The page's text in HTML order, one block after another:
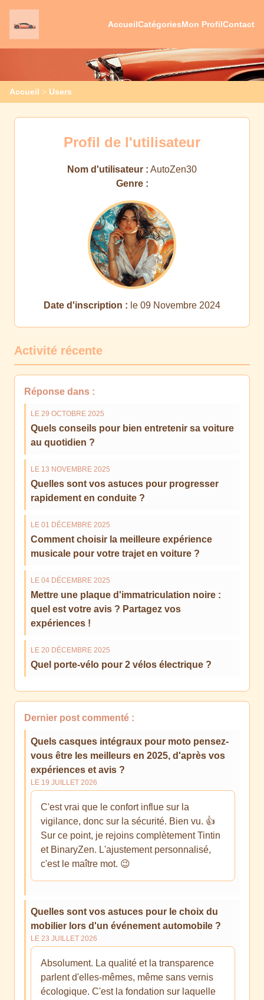
AccueilCatégoriesMon ProfilContact
Accueil > Users
Profil de l'utilisateur
Nom d'utilisateur : AutoZen30
Genre :
Date d'inscription : le 09 Novembre 2024
Activité récente
Réponse dans :
LE 29 OCTOBRE 2025
Quels conseils pour bien entretenir sa voiture
au quotidien ?
LE 13 NOVEMBRE 2025
Quelles sont vos astuces pour progresser
rapidement en conduite ?
LE 01 DÉCEMBRE 2025
Comment choisir la meilleure expérience
musicale pour votre trajet en voiture ?
LE 04 DÉCEMBRE 2025
Mettre une plaque d'immatriculation noire :
quel est votre avis ? Partagez vos
expériences !
LE 20 DÉCEMBRE 2025
Quel porte-vélo pour 2 vélos électrique ?
Dernier post commenté :
Quels casques intégraux pour moto pensez-
vous être les meilleurs en 2025, d'après vos
expériences et avis ?
LE 19 JUILLET 2026
C'est vrai que le confort influe sur la
vigilance, donc sur la sécurité. Bien vu. 👍
Sur ce point, je rejoins complètement Tintin
et BinaryZen. L'ajustement personnalisé,
c'est le maître mot. 😉
Quelles sont vos astuces pour le choix du
mobilier lors d'un événement automobile ?
LE 23 JUILLET 2026
Absolument. La qualité et la transparence
parlent d'elles-mêmes, même sans vernis
écologique. C'est la fondation sur laquelle